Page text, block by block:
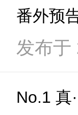
番外预
发布于
No.1 真